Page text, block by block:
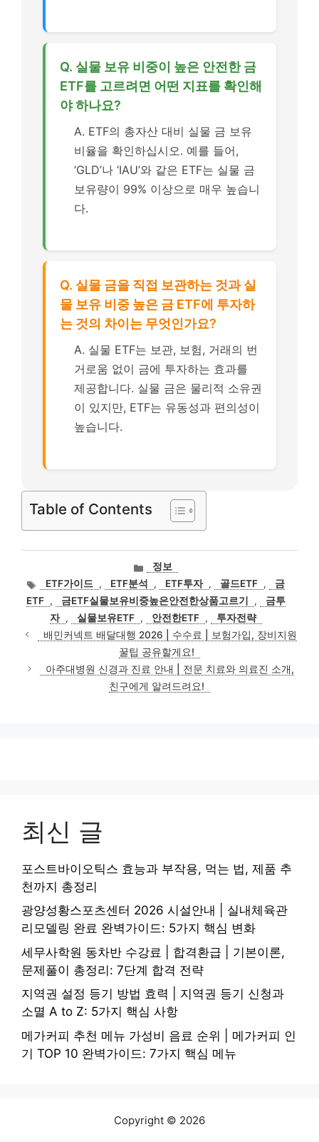
Q. 실물 보유 비중이 높은 안전한 금
ETF를 고르려면 어떤 지표를 확인해
야 하나요?
A. ETF의 총자산 대비 실물 금 보유
비율을 확인하십시오. 예를 들어,
‘GLD’나 ‘IAU’와 같은 ETF는 실물 금
보유량이 99% 이상으로 매우 높습니
다.
Q. 실물 금을 직접 보관하는 것과 실
물 보유 비중 높은 금 ETF에 투자하
는 것의 차이는 무엇인가요?
A. 실물 ETF는 보관, 보험, 거래의 번
거로움 없이 금에 투자하는 효과를
제공합니다. 실물 금은 물리적 소유권
이 있지만, ETF는 유동성과 편의성이
높습니다.
Table of Contents
카
테
고
리
정보
태
그
ETF가이드 , ETF분석 , ETF투자 , 골드ETF ,
금
ETF , 금ETF실물보유비중높은안전한상품고르기 ,
금투
자 , 실물보유ETF , 안전한ETF ,
투자전략
배민커넥트 배달대행 2026 | 수수료 | 보험가입, 장비지원
꿀팁 공유할게요!
아주대병원 신경과 진료 안내 | 전문 치료와 의료진 소개,
친구에게 알려드려요!
최신 글
포스트바이오틱스 효능과 부작용, 먹는 법, 제품 추
천까지 총정리
광양성황스포츠센터 2026 시설안내 | 실내체육관
리모델링 완료 완벽가이드: 5가지 핵심 변화
세무사학원 동차반 수강료 | 합격환급 | 기본이론,
문제풀이 총정리: 7단계 합격 전략
지역권 설정 등기 방법 효력 | 지역권 등기 신청과
소멸 A to Z: 5가지 핵심 사항
메가커피 추천 메뉴 가성비 음료 순위 | 메가커피 인
기 TOP 10 완벽가이드: 7가지 핵심 메뉴
Copyright © 2026